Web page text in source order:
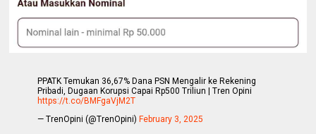
PPATK Temukan 36,67% Dana PSN Mengalir ke Rekening
Pribadi, Dugaan Korupsi Capai Rp500 Triliun | Tren Opini
https://t.co/BMFgaVjM2T
— TrenOpini (@TrenOpini)February 3, 2025